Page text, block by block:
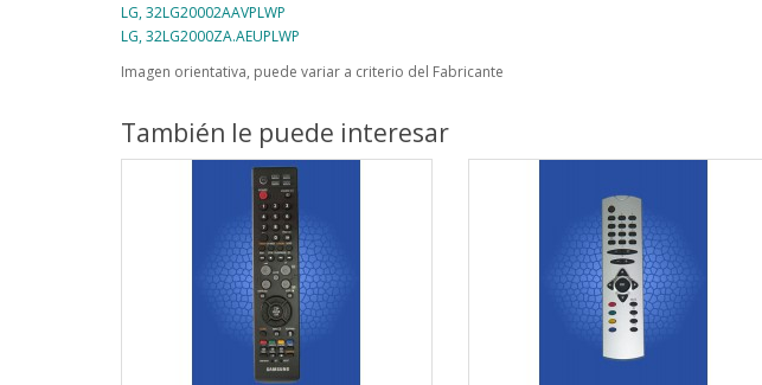
LG, 32LG20002AAVPLWP
LG, 32LG2000ZA.AEUPLWP
Imagen orientativa, puede variar a criterio del Fabricante
También le puede interesar